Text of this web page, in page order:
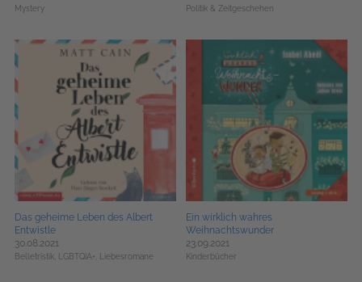
Mystery
Politik & Zeitgeschehen
Das geheime Leben des Albert
Entwistle
30.08.2021
Belletristik, LGBTQIA+, Liebesromane
Ein wirklich wahres
Weihnachtswunder
23.09.2021
Kinderbücher